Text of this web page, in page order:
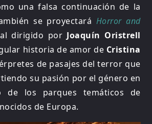
una falsa continuación de la
se proyectará Horror and
dirigido por Joaquín Oristrell
historia de amor de Cristina
de pasajes del terror que
su pasión por el género en
de los parques temáticos de
de Europa.